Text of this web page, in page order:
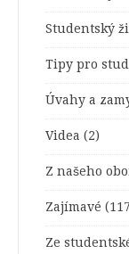
Studentský
Tipy pro
Úvahy a
Videa (2)
Z našeho
Zajímavé
Ze